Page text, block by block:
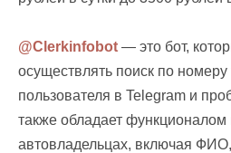
@Clerkinfobot — это бот,
осуществлять поиск по
пользователя в Telegram и
также обладает
автовладельцах, включая